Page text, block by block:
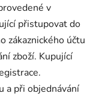
v
přistupovat do
zákaznického účtu
zboží. Kupující
a při objednávání